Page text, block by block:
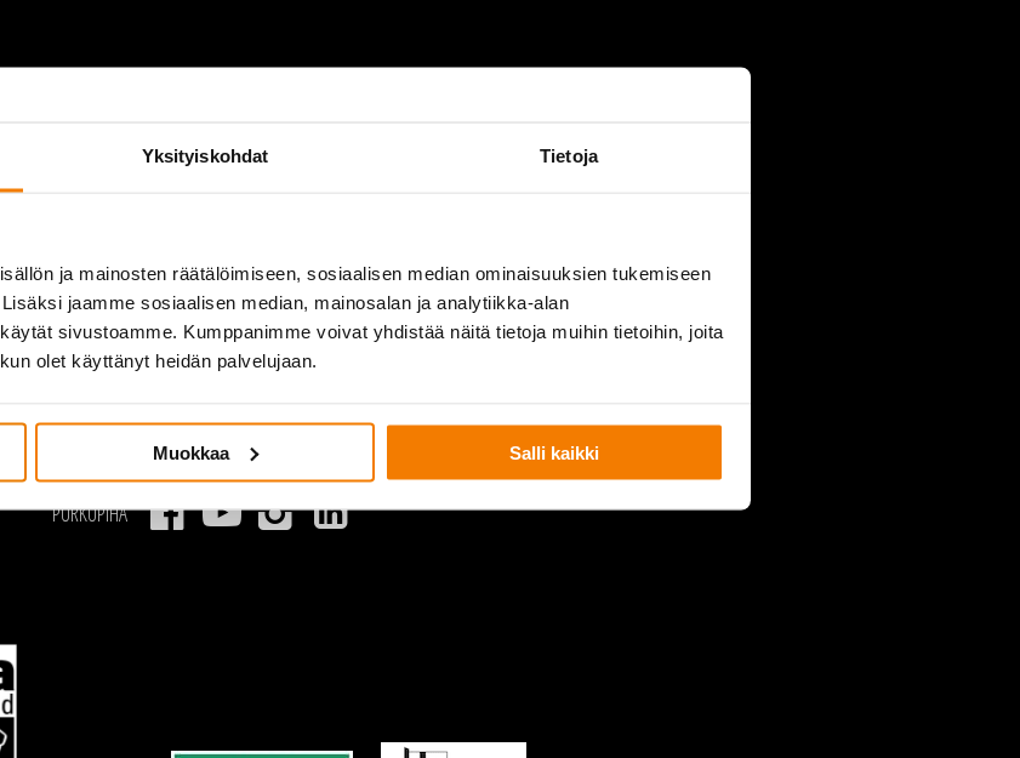
Yksityiskohdat Tietoja
ja mainosten räätälöimiseen, sosiaalisen median ominaisuuksien tukemiseen
jaamme sosiaalisen median, mainosalan ja analytiikka-alan
sivustoamme. Kumppanimme voivat yhdistää näitä tietoja muihin tietoihin, joita
olet käyttänyt heidän palvelujaan.
Muokkaa Salli kaikki
and environment
PURKUPIHA